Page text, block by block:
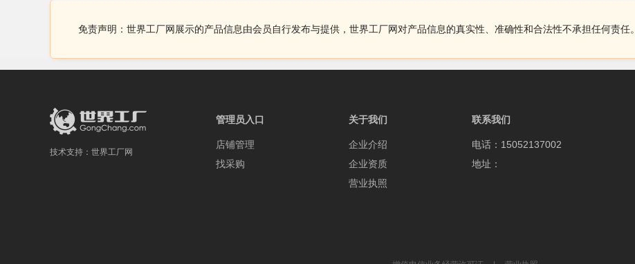
免责声明：世界工厂网展示的产品信息由会员自行发布与提供，世界工厂网对产品信息的真实性、准确性和合法性不承担任何责任。
技术支持： 世界工厂网
管理员入口
店铺管理
找采购
关于我们
企业介绍
企业资质
营业执照
联系我们
电话：15052137002
地址：